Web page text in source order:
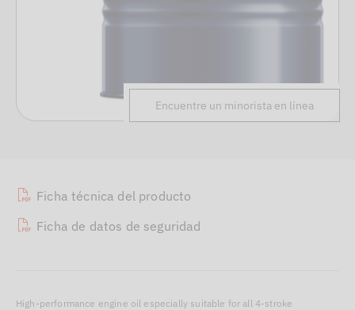
Ficha técnica del producto
Ficha de datos de seguridad
High-performance engine oil especially suitable for all 4-stroke
Encuentre un minorista en línea